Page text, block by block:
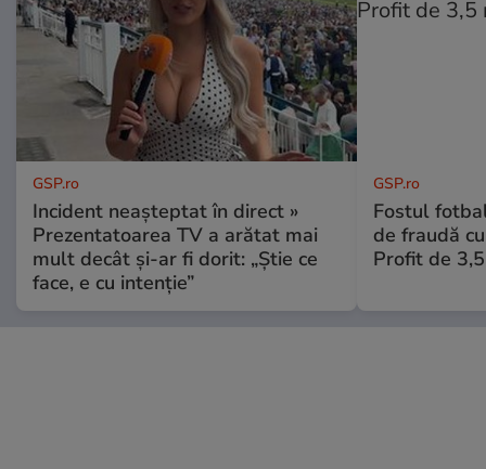
GSP.ro
Incident neașteptat în direct »
Prezentatoarea TV a arătat mai
mult decât și-ar fi dorit: „Știe ce
face, e cu intenție”
GSP.ro
Fostul
de fraudă
Profit de